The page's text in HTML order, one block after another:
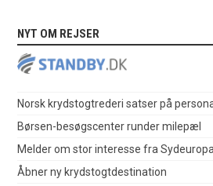
NYT OM REJSER
Norsk krydstogtrederi satser på
Børsen-besøgscenter runder milepæl
Melder om stor interesse fra Sydeuropa
Åbner ny krydstogtdestination